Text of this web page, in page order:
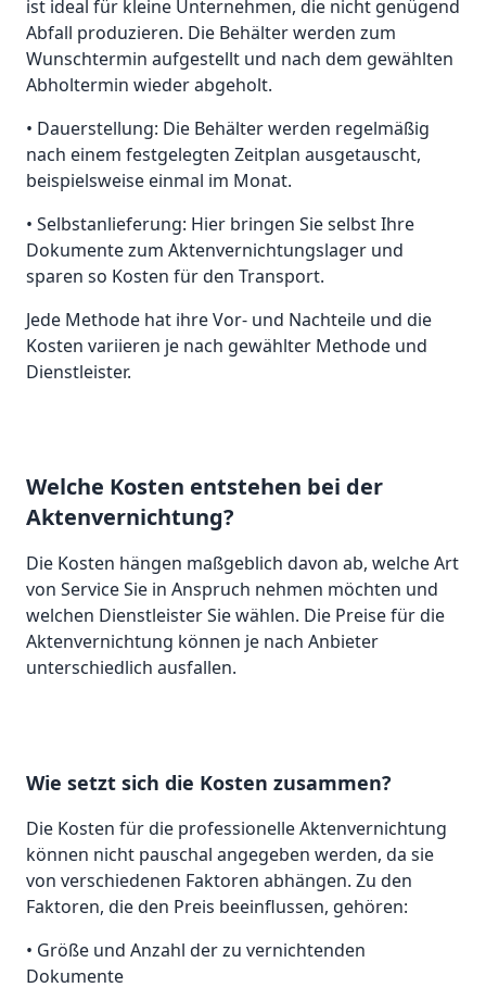
ist ideal für kleine Unternehmen, die nicht genügend
Abfall produzieren. Die Behälter werden zum
Wunschtermin aufgestellt und nach dem gewählten
Abholtermin wieder abgeholt.
• Dauerstellung: Die Behälter werden regelmäßig
nach einem festgelegten Zeitplan ausgetauscht,
beispielsweise einmal im Monat.
• Selbstanlieferung: Hier bringen Sie selbst Ihre
Dokumente zum Aktenvernichtungslager und
sparen so Kosten für den Transport.
Jede Methode hat ihre Vor- und Nachteile und die
Kosten variieren je nach gewählter Methode und
Dienstleister.
Welche Kosten entstehen bei der
Aktenvernichtung?
Die Kosten hängen maßgeblich davon ab, welche Art
von Service Sie in Anspruch nehmen möchten und
welchen Dienstleister Sie wählen. Die Preise für die
Aktenvernichtung können je nach Anbieter
unterschiedlich ausfallen.
Wie setzt sich die Kosten zusammen?
Die Kosten für die professionelle Aktenvernichtung
können nicht pauschal angegeben werden, da sie
von verschiedenen Faktoren abhängen. Zu den
Faktoren, die den Preis beeinflussen, gehören:
• Größe und Anzahl der zu vernichtenden
Dokumente